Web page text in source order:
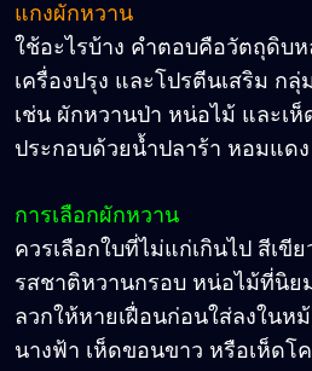
แกงผักหวาน
ใช้อะไรบ้าง คำตอบคือวัตถุดิบ
เครื่องปรุง และโปรตีนเสริม ก
เช่น ผักหวานป่า หน่อไม้ และเห็
ประกอบด้วยน้ำปลาร้า หอมแด
การเลือกผักหวาน
ควรเลือกใบที่ไม่แก่เกินไป สีเขี
รสชาติหวานกรอบ หน่อไม้ที่นิ
ลวกให้หายเฝื่อนก่อนใส่ลงในห
นางฟ้า เห็ดขอนขาว หรือเห็ด